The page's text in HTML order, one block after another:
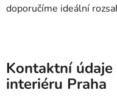
doporučíme ideální
Kontaktní
interiéru Praha